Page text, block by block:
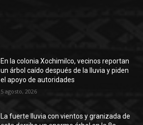
En la colonia Xochimilco, vecinos reportan
un árbol caído después de la lluvia y piden
el apoyo de autoridades
5 agosto, 2026
La fuerte lluvia con vientos y granizada de